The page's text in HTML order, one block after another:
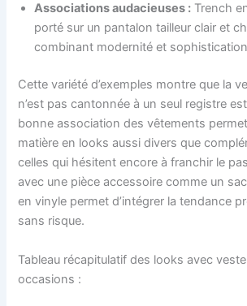
Associations audacieuses : Trench
porté sur un pantalon tailleur clair et
combinant modernité et
Cette variété d’exemples montre que la
n’est pas cantonnée à un seul registre
bonne association des vêtements
matière en looks aussi divers que
celles qui hésitent encore à franchir le
avec une pièce accessoire comme un
en vinyle permet d’intégrer la tendance
sans risque.
Tableau récapitulatif des looks avec
occasions :